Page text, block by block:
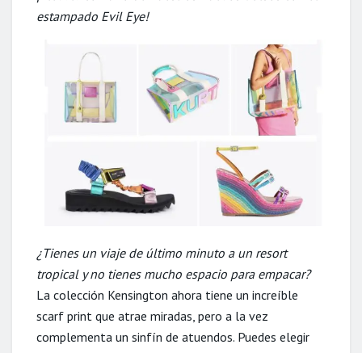
estampado Evil Eye!
¿Tienes un viaje de último minuto a un resort
tropical y no tienes mucho espacio para empacar?
La colección Kensington ahora tiene un increíble
scarf print que atrae miradas, pero a la vez
complementa un sinfín de atuendos. Puedes elegir